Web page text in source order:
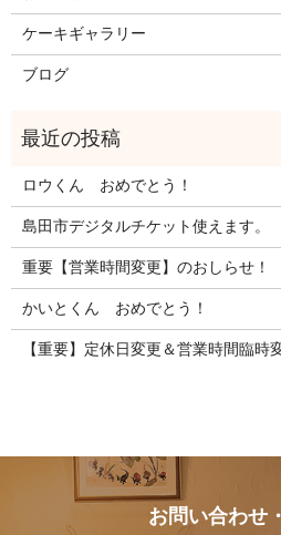
ケーキギャラリー
ブログ
ロウくん おめでとう！
島田市デジタルチケット使えます。
重要【営業時間変更】のおしらせ！
かいとくん おめでとう！
【重要】定休日変更＆営業時間臨時
お問い合わせ